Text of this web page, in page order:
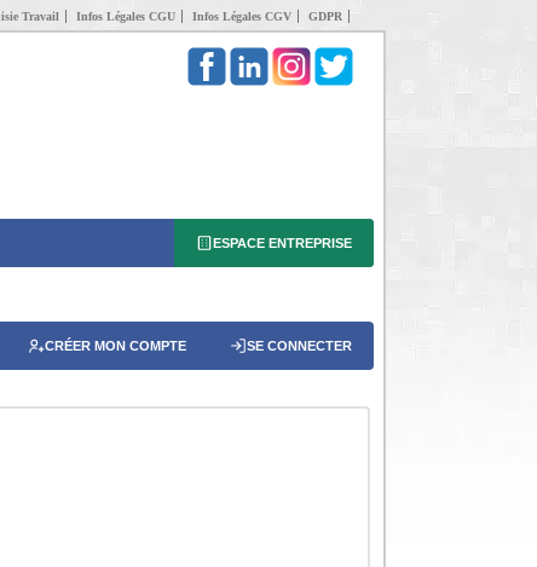
Travail Infos Légales CGU Infos Légales CGV GDPR
ESPACE ENTREPRISE
CRÉER MON COMPTE SE CONNECTER